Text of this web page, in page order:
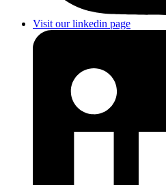
Visit our linkedin page